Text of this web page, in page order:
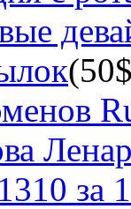
за